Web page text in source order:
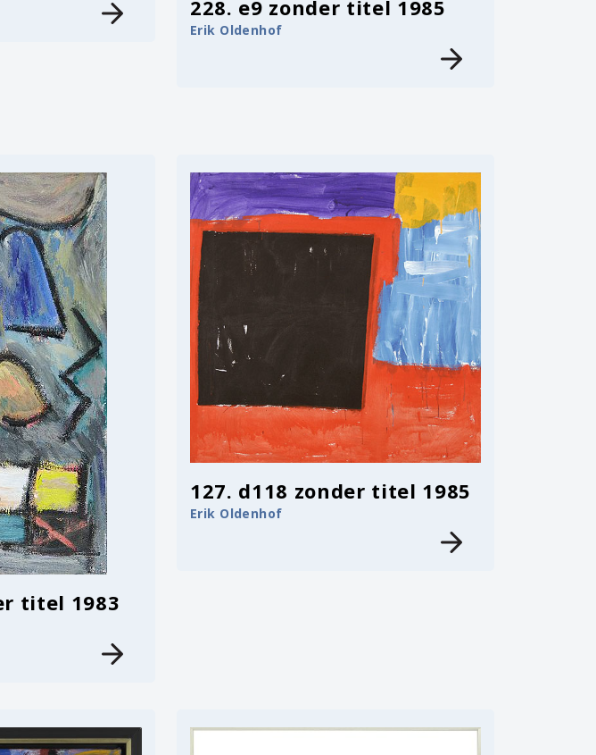
228. e9 zonder titel 1985
Erik Oldenhof
titel 1983
127. d118 zonder titel 1985
Erik Oldenhof